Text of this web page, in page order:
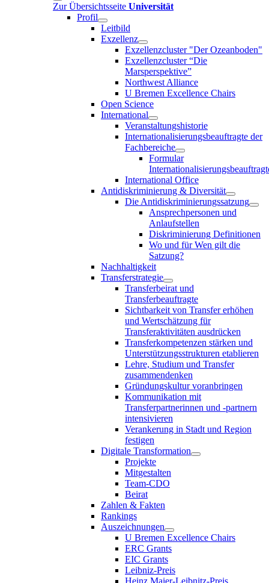
Zur Übersichtsseite Universität
Profil
Leitbild
Exzellenz
Exzellenzcluster "Der Ozeanboden"
Exzellenzcluster “Die
Marsperspektive”
Northwest Alliance
U Bremen Excellence Chairs
Open Science
International
Veranstaltungshistorie
Internationalisierungsbeauftragte der
Fachbereiche
Formular
International Office
Antidiskriminierung & Diversität
Die Antidiskriminierungssatzung
Ansprechpersonen und
Anlaufstellen
Diskriminierung Definitionen
Wo und für Wen gilt die
Satzung?
Nachhaltigkeit
Transferstrategie
Transferbeirat und
Transferbeauftragte
Sichtbarkeit von Transfer erhöhen
und Wertschätzung für
Transferaktivitäten ausdrücken
Transferkompetenzen stärken und
Unterstützungsstrukturen etablieren
Lehre, Studium und Transfer
zusammendenken
Gründungskultur voranbringen
Kommunikation mit
Transferpartnerinnen und -partnern
intensivieren
Verankerung in Stadt und Region
festigen
Digitale Transformation
Projekte
Mitgestalten
Team-CDO
Beirat
Zahlen & Fakten
Rankings
Auszeichnungen
U Bremen Excellence Chairs
ERC Grants
EIC Grants
Leibniz-Preis
Heinz Maier-Leibnitz-Preis